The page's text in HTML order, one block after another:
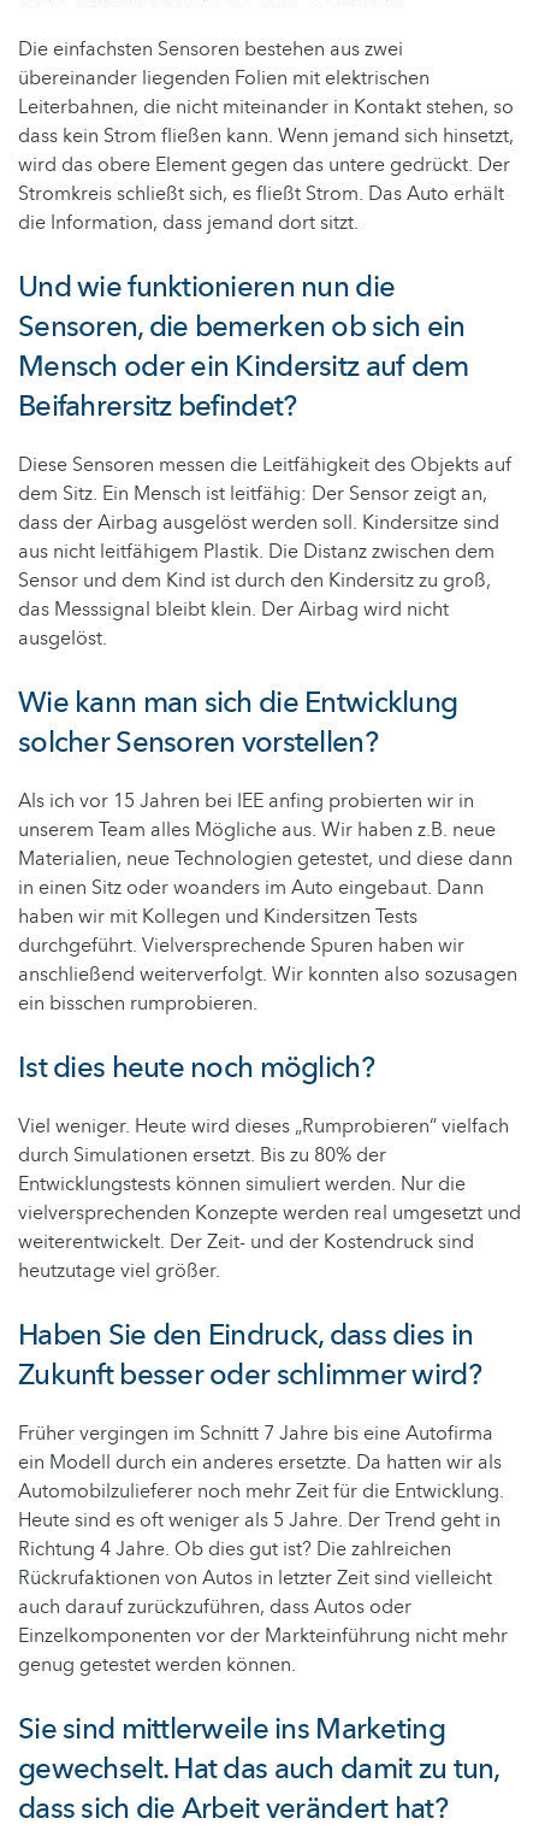
Die einfachsten Sensoren bestehen aus zwei
übereinander liegenden Folien mit elektrischen
Leiterbahnen, die nicht miteinander in Kontakt stehen, so
dass kein Strom fließen kann. Wenn jemand sich hinsetzt,
wird das obere Element gegen das untere gedrückt. Der
Stromkreis schließt sich, es fließt Strom. Das Auto erhält
die Information, dass jemand dort sitzt.
Und wie funktionieren nun die
Sensoren, die bemerken ob sich ein
Mensch oder ein Kindersitz auf dem
Beifahrersitz befindet?
Diese Sensoren messen die Leitfähigkeit des Objekts auf
dem Sitz. Ein Mensch ist leitfähig: Der Sensor zeigt an,
dass der Airbag ausgelöst werden soll. Kindersitze sind
aus nicht leitfähigem Plastik. Die Distanz zwischen dem
Sensor und dem Kind ist durch den Kindersitz zu groß,
das Messsignal bleibt klein. Der Airbag wird nicht
ausgelöst.
Wie kann man sich die Entwicklung
solcher Sensoren vorstellen?
Als ich vor 15 Jahren bei IEE anfing probierten wir in
unserem Team alles Mögliche aus. Wir haben z.B. neue
Materialien, neue Technologien getestet, und diese dann
in einen Sitz oder woanders im Auto eingebaut. Dann
haben wir mit Kollegen und Kindersitzen Tests
durchgeführt. Vielversprechende Spuren haben wir
anschließend weiterverfolgt. Wir konnten also sozusagen
ein bisschen rumprobieren.
Ist dies heute noch möglich?
Viel weniger. Heute wird dieses „Rumprobieren“ vielfach
durch Simulationen ersetzt. Bis zu 80% der
Entwicklungstests können simuliert werden. Nur die
vielversprechenden Konzepte werden real umgesetzt und
weiterentwickelt. Der Zeit- und der Kostendruck sind
heutzutage viel größer.
Haben Sie den Eindruck, dass dies in
Zukunft besser oder schlimmer wird?
Früher vergingen im Schnitt 7 Jahre bis eine Autofirma
ein Modell durch ein anderes ersetzte. Da hatten wir als
Automobilzulieferer noch mehr Zeit für die Entwicklung.
Heute sind es oft weniger als 5 Jahre. Der Trend geht in
Richtung 4 Jahre. Ob dies gut ist? Die zahlreichen
Rückrufaktionen von Autos in letzter Zeit sind vielleicht
auch darauf zurückzuführen, dass Autos oder
Einzelkomponenten vor der Markteinführung nicht mehr
genug getestet werden können.
Sie sind mittlerweile ins Marketing
gewechselt. Hat das auch damit zu tun,
dass sich die Arbeit verändert hat?